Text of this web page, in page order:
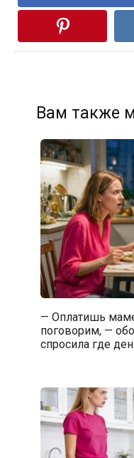
Вам также
— Оплатишь маме
поговорим, —
спросила где